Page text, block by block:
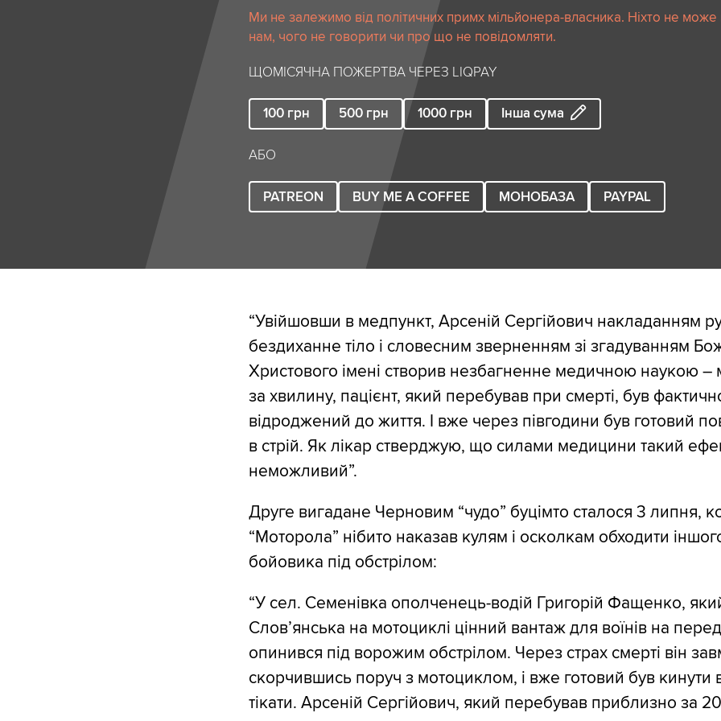
Ми не залежимо від політичних примх мільйонера-власника. Ніхто не може
нам, чого не говорити чи про що не повідомляти.
ЩОМІСЯЧНА ПОЖЕРТВА ЧЕРЕЗ LIQPAY
100 грн 500 грн 1000 грн Інша сума
АБО
PATREON BUY ME A COFFEE МОНОБАЗА PAYPAL
“Увійшовши в медпункт, Арсеній Сергійович накладанням
бездиханне тіло і словесним зверненням зі згадуванням
Христового імені створив незбагненне медичною наукою –
за хвилину, пацієнт, який перебував при смерті, був
відроджений до життя. І вже через півгодини був готовий
в стрій. Як лікар стверджую, що силами медицини такий
неможливий”.
Друге вигадане Черновим “чудо” буцімто сталося 3 липня,
“Моторола” нібито наказав кулям і осколкам обходити
бойовика під обстрілом:
“У сел. Семенівка ополченець-водій Григорій Фащенко, який
Слов’янська на мотоциклі цінний вантаж для воїнів на
опинився під ворожим обстрілом. Через страх смерті він
скорчившись поруч з мотоциклом, і вже готовий був кинути
тікати. Арсеній Сергійович, який перебував приблизно за